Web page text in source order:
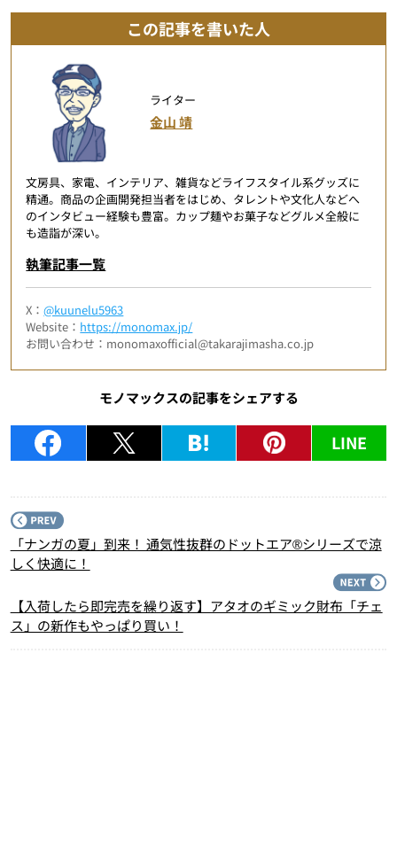
この記事を書いた人
ライター
金山 靖
文房具、家電、インテリア、雑貨などライフスタイル系グッズに
精通。商品の企画開発担当者をはじめ、タレントや文化人などへ
のインタビュー経験も豊富。カップ麺やお菓子などグルメ全般に
も造詣が深い。
執筆記事一覧
X：@kuunelu5963
Website： https://monomax.jp/
お問い合わせ：monomaxofficial@takarajimasha.co.jp
モノマックスの記事をシェアする
LINE
「ナンガの夏」到来！ 通気性抜群のドットエア®シリーズで涼
しく快適に！
【入荷したら即完売を繰り返す】アタオのギミック財布「チェ
ス」の新作もやっぱり買い！